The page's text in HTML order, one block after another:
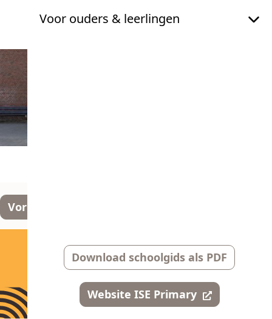
Voor ouders & leerlingen
Download schoolgids als PDF
Website ISE Primary
Vorige